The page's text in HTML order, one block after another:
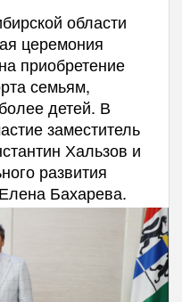
области
церемония
приобретение
семьям,
детей. В
заместитель
Хальзов и
развития
Бахарева.